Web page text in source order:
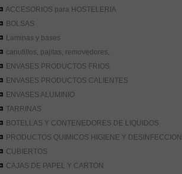
ACCESORIOS para HOSTELERIA
BOLSAS
Laminas y bases
canutillos, pajitas, removedores,
ENVASES PRODUCTOS FRIOS
ENVASES PRODUCTOS CALIENTES
ENVASES ALUMINIO
TARRINAS
BOTELLAS Y CONTENEDORES DE LIQUIDOS
PRODUCTOS QUIMICOS HIGIENE Y DESINFECCION
CUBIERTOS
CAJAS DE PAPEL Y CARTON